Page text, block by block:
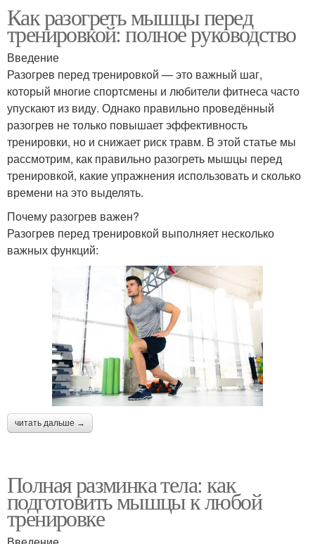
Как разогреть мышцы перед
тренировкой: полное руководство
Введение
Разогрев перед тренировкой — это важный шаг,
который многие спортсмены и любители фитнеса часто
упускают из виду. Однако правильно проведённый
разогрев не только повышает эффективность
тренировки, но и снижает риск травм. В этой статье мы
рассмотрим, как правильно разогреть мышцы перед
тренировкой, какие упражнения использовать и сколько
времени на это выделять.
Почему разогрев важен?
Разогрев перед тренировкой выполняет несколько
важных функций:
читать дальше →
Полная разминка тела: как
подготовить мышцы к любой
тренировке